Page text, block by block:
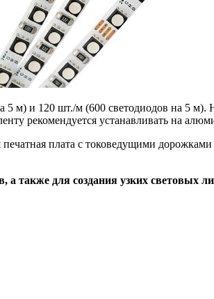
5 м) и 120 шт./м (600 светодиодов на 5 м).
рекомендуется устанавливать на
плата с токоведущими
также для создания узких световых